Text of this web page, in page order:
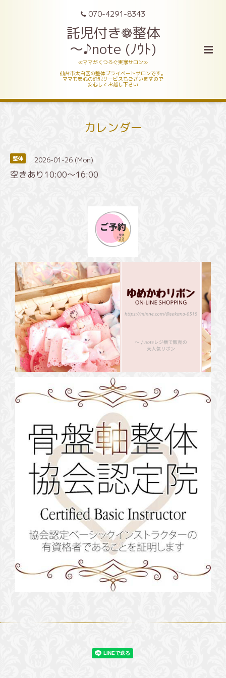
070-4291-8343
託児付き❁整体
～♪note (ﾉｳﾄ)
≪ママがくつろぐ実家サロン≫
仙台市太白区の整体プライベートサロンです。
ママも安心の託児サービスもございますので
安心してお越し下さい
カレンダー
整体 2026-01-26 (Mon)
空きあり10:00～16:00